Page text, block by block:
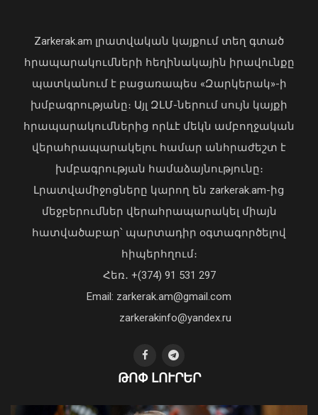
Սուրբ Աննա եկեղեցում մասնակցել եմ
սուրբ և անմահ պատարագի․
09 Օգոստոս, 2026 14:13
ՀՀ-ի և Ղազախստանի
երկու երկրների
դեմ ծանր պայքարում»․ կյանքից
հեռացել է Արսեն Ասլանյանը
04 Օգոստոս, 2026 19:12
Zarkerak.am լրատվական կայքում տեղ գտած
հրապարակումների հեղինակային իրավունքը
պատկանում է բացառապես «Զարկերակ»-ի
խմբագրությանը։ Այլ ԶԼՄ-ներում սույն կայքի
հրապարակումներից որևէ մեկն ամբողջական
վերահրապարակելու համար անհրաժեշտ է
խմբագրության համաձայնությունը։
Լրատվամիջոցները կարող են zarkerak.am-ից
մեջբերումներ վերահրապարակել միայն
հատվածաբար՝ պարտադիր օգտագործելով
հիպերհղում։
Հեռ․ +(374) 91 531 297
Email: zarkerak.am@gmail.com
zarkerakinfo@yandex.ru
ԹՈՓ ԼՈՒՐԵՐ